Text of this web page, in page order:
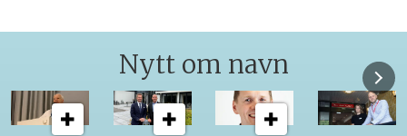
Nytt om navn